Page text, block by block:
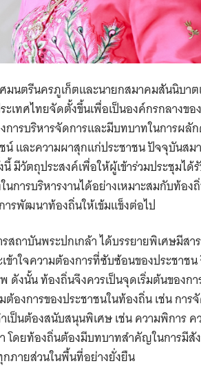
นตรีนครภูเก็ตและนายกสมาคมสันนิบา
เทศไทยจัดตั้งขึ้นเพื่อเป็นองค์กรกลางขอ
ารบริหารจัดการและมีบทบาทในการผลั
น์ และความผาสุกแก่ประชาชน ปัจจุบันส
มีวัตถุประสงค์เพื่อให้ผู้เข้าร่วมประชุมไ
การบริหารงานได้อย่างเหมาะสมกับท้อ
ารพัฒนาท้องถิ่นให้เข้มแข็งต่อไป
สถาบันพระปกเกล้า ได้บรรยายพิเศษมีส
าใจความต้องการที่ซับซ้อนของประชาช
ดังนั้น ท้องถิ่นจึงควรเป็นจุดเริ่มต้นของ
องการของประชาชนในท้องถิ่น เช่น การ
เป็นต้องสนับสนุนพิเศษ เช่น ความพิการ ค
โดยท้องถิ่นต้องมีบทบาทสำคัญในการมี
ภายส่วนในพื้นที่อย่างยั่งยืน